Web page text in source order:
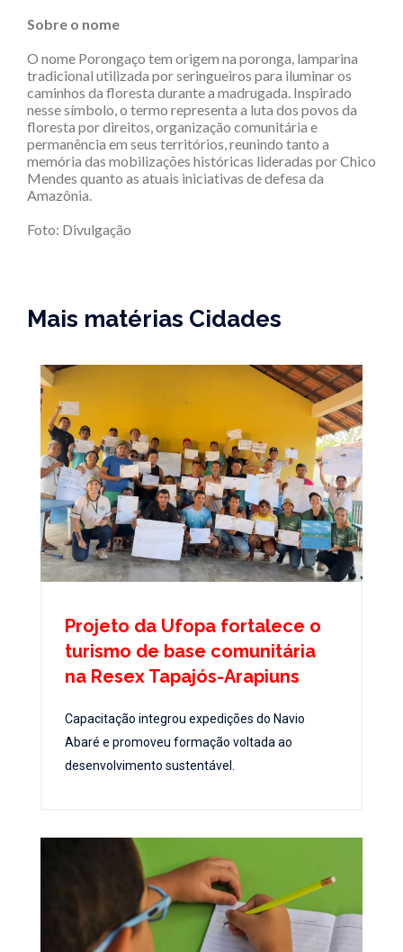
Sobre o nome
O nome Porongaço tem origem na poronga, lamparina
tradicional utilizada por seringueiros para iluminar os
caminhos da floresta durante a madrugada. Inspirado
nesse símbolo, o termo representa a luta dos povos da
floresta por direitos, organização comunitária e
permanência em seus territórios, reunindo tanto a
memória das mobilizações históricas lideradas por Chico
Mendes quanto as atuais iniciativas de defesa da
Amazônia.
Foto: Divulgação
Mais matérias Cidades
Projeto da Ufopa fortalece o
turismo de base comunitária
na Resex Tapajós-Arapiuns
Capacitação integrou expedições do Navio
Abaré e promoveu formação voltada ao
desenvolvimento sustentável.